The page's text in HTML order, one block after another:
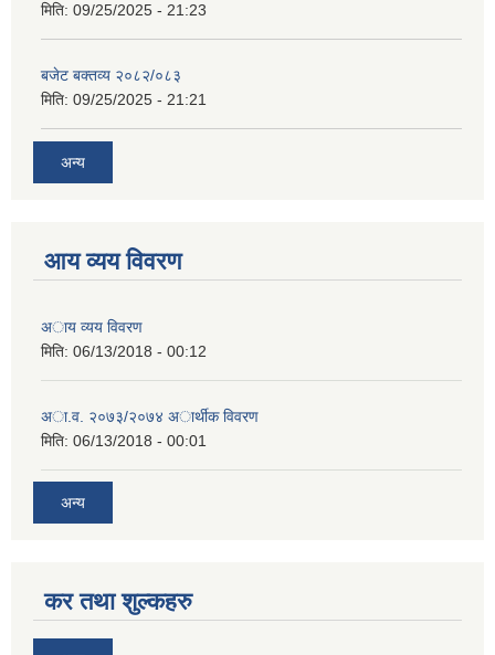
मिति: 09/25/2025 - 21:23
बजेट बक्तव्य २०८२/०८३
मिति: 09/25/2025 - 21:21
अन्य
आय व्यय विवरण
अाय व्यय विवरण
मिति: 06/13/2018 - 00:12
अा.व. २०७३/२०७४ अार्थीक विवरण
मिति: 06/13/2018 - 00:01
अन्य
कर तथा शुल्कहरु